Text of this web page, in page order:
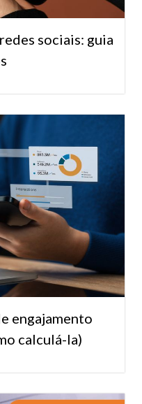
sociais: guia
engajamento
calculá-la)